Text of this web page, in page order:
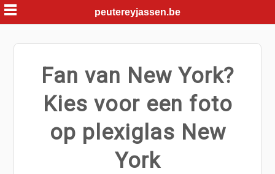
Skip
to
content
peutereyjassen.be
Fan van New York?
Kies voor een foto
op plexiglas New
York